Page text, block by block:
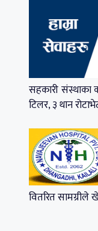
सहकारी संस्थाका
टिलर, ३ थान
वितरित सामग्रीले